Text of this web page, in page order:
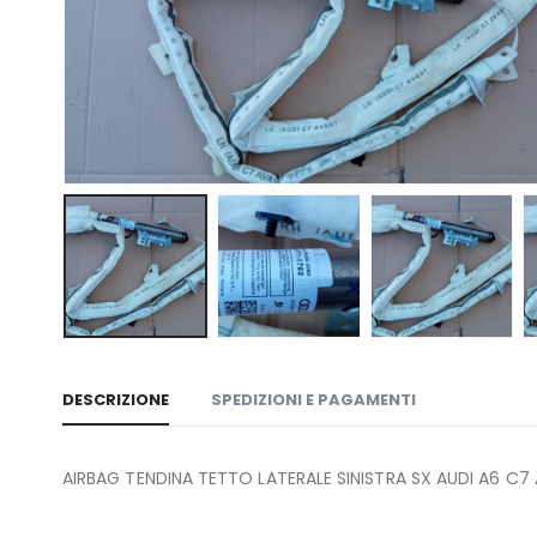
DESCRIZIONE SPEDIZIONI E PAGAMENTI
AIRBAG TENDINA TETTO LATERALE SINISTRA SX AUDI A6